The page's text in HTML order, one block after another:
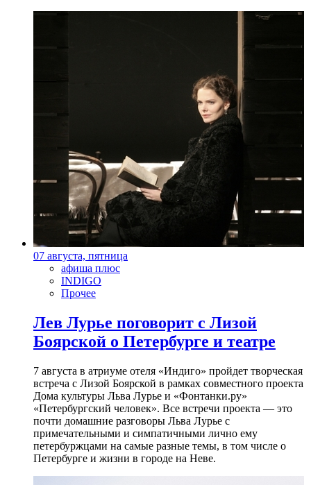
07 августа, пятница
афиша плюс
INDIGO
Прочее
Лев Лурье поговорит с Лизой
Боярской о Петербурге и театре
7 августа в атриуме отеля «Индиго» пройдет творческая
встреча с Лизой Боярской в рамках совместного проекта
Дома культуры Льва Лурье и «Фонтанки.ру»
«Петербургский человек». Все встречи проекта — это
почти домашние разговоры Льва Лурье с
примечательными и симпатичными лично ему
петербуржцами на самые разные темы, в том числе о
Петербурге и жизни в городе на Неве.